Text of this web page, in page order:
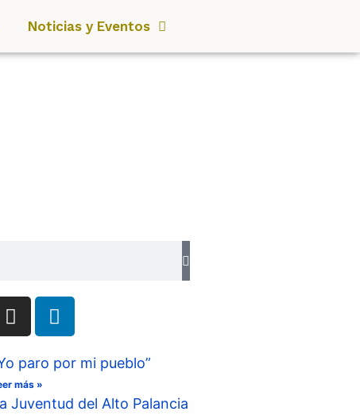
Noticias y Eventos
paro por mi pueblo”
más »
Juventud del Alto Palancia